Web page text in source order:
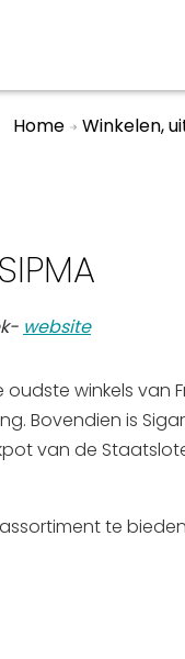
Home Winkelen,
- website
winkels van
Bovendien is
van de
te